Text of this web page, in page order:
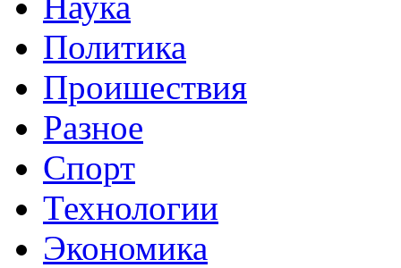
Политика
Проишествия
Разное
Спорт
Технологии
Экономика